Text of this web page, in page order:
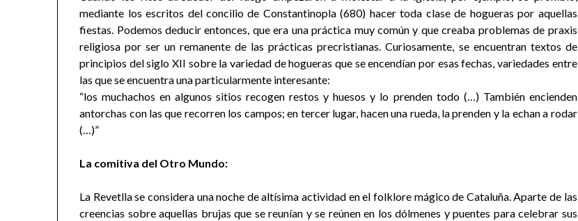
mediante los escritos del concilio de Constantinopla (680) hacer toda clase de hogueras por aquellas
fiestas. Podemos deducir entonces, que era una práctica muy común y que creaba problemas de praxis
religiosa por ser un remanente de las prácticas precristianas. Curiosamente, se encuentran textos de
principios del siglo XII sobre la variedad de hogueras que se encendían por esas fechas, variedades entre
las que se encuentra una particularmente interesante:
“los muchachos en algunos sitios recogen restos y huesos y lo prenden todo (…) También encienden
antorchas con las que recorren los campos; en tercer lugar, hacen una rueda, la prenden y la echan a rodar
(…)”
La comitiva del Otro Mundo:
La Revetlla se considera una noche de altísima actividad en el folklore mágico de Cataluña. Aparte de las
creencias sobre aquellas brujas que se reunían y se reúnen en los dólmenes y puentes para celebrar sus